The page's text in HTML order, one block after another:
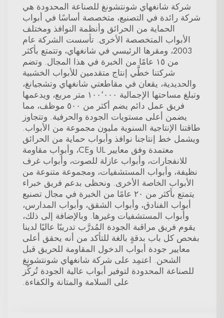
شركة شانغهاي شونتشونغ للصناعة المحدودة هي
شركة رائدة في التصنيع، متخصصة أساسًا في أبواب
الحماية من الحرائق وأنظمة النوافذ ومختلف
الأبواب المتخصصة الأخرى. تأسست الشركة عام
2003، ومقرها الرئيسي في شانغهاي، وتتمتع بأكثر
من ١٥ عامًا من الخبرة في هذا المجال. وتضم
شركتنا خطَّي إنتاج متقدمين للأبواب الخشبية
والحديدية، يقعان في مقاطعتي شانغهاي وتشجيانغ،
وتبلغ مساحتها الإجمالية ١٠٠٬٠٠٠ متر مربع، ويدعمها
فريق عمل دائم يضم أكثر من ٥٠٠ موظف، مما
يضمن أعلى مستويات الجودة والحرفية. وتتجاوز
طاقتنا الإنتاجية السنوية مليون مجموعة من الأبواب.
ويشمل خط إنتاجنا نوافذ وأبواب حماية من الحرائق
معتمدة وفق معايير UL وCE، وأبواب مقاومة
للانفجارات، وأبواب عازلة للصوت، وأبواب غرف
نظيفة، وأبواب المستشفيات، ومجموعة متنوعة من
الأبواب الخاصة الأخرى. ونحظى بدعم فريق خبراء
يتمتع بأكثر من ٢٠ عامًا من الخبرة في مجال تصنيع
أبواب الفنادق، وأبواب الشقق، وأبواب المدارس،
وأبواب المستشفيات وغيرها. وبالإضافة إلى ذلك،
يقوم فريق مراقبة الجودة المُدرَّب تدريبًا عاليًا لدينا
بفحص كل باب بدقةٍ بالغة للتأكد من أنه يحقق أعلى
معايير جودة أبواب الدخول المقاومة للحريق قبل
الشحن. اعتمِد على شركة شانغهاي شونتشونغ
للصناعة المحدودة لتوفير أبواب عالية الجودة تُركِّز
على السلامة والمتانة والكفاءة.